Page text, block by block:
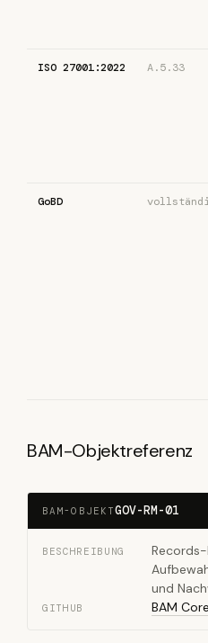
ISO 27001:2022 A.5.33
GoBD
BAM-Objektreferenz
BAM-OBJEKTGOV-RM-01
BESCHREIBUNG
und
GITHUB BAM